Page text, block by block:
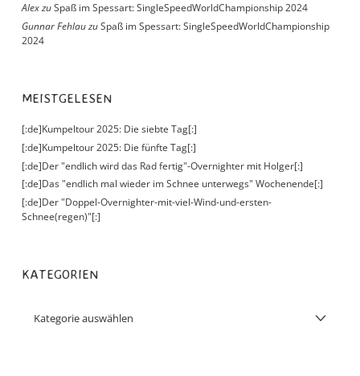
AlexzuSpaß im Spessart: SingleSpeedWorldChampionship 2024
Gunnar FehlauzuSpaß im Spessart: SingleSpeedWorldChampionship
2024
MEISTGELESEN
[:de]Kumpeltour 2025: Die siebte Tag[:]
[:de]Kumpeltour 2025: Die fünfte Tag[:]
[:de]Der "endlich wird das Rad fertig"-Overnighter mit Holger[:]
[:de]Das "endlich mal wieder im Schnee unterwegs" Wochenende[:]
[:de]Der "Doppel-Overnighter-mit-viel-Wind-und-ersten-
Schnee(regen)"[:]
KATEGORIEN